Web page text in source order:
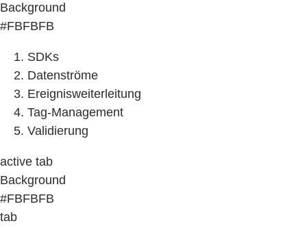
Background
#FBFBFB
SDKs
Datenströme
Ereignisweiterleitung
Tag-Management
Validierung
active tab
Background
#FBFBFB
tab